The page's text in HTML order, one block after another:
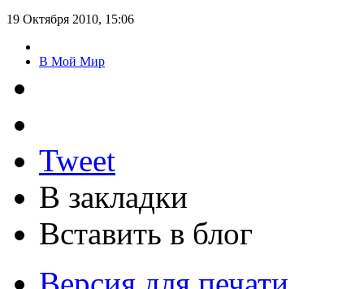
19 Октября 2010, 15:06
В Мой Мир
Tweet
В закладки
Вставить в блог